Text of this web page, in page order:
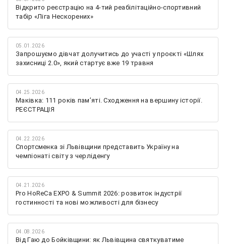
Відкрито реєстрацію на 4-тий реабілітаційно-спортивний
табір «Ліга Нескорених»
05.01.2026
Запрошуємо дівчат долучитись до участі у проєкті «Шлях
захисниці 2.0», який стартує вже 19 травня
04.25.2026
Маківка: 111 років пам’яті. Сходження на вершину історії.
РЕЄСТРАЦІЯ
04.22.2026
Спортсменка зі Львівщини представить Україну на
чемпіонаті світу з черліденгу
04.21.2026
Pro HoReCa EXPO & Summit 2026: розвиток індустрії
гостинності та нові можливості для бізнесу
04.08.2026
Від Гаю до Бойківщини: як Львівщина святкуватиме